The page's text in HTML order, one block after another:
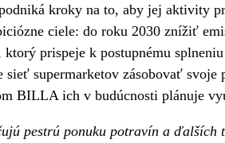
kroky na to, aby jej aktivity
ciele: do roku 2030 znížiť
prispeje k postupnému
supermarketov zásobovať
BILLA ich v budúcnosti plánuje
pestrú ponuku potravín a